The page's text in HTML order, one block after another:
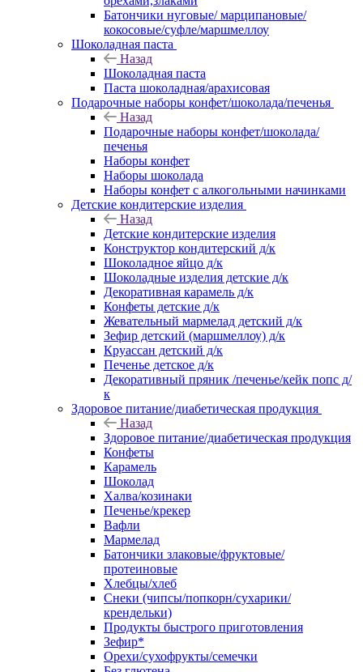
Батончики нуговые/ марципановые/
кокосовые/суфле/маршмеллоу
Шоколадная паста
Назад
Шоколадная паста
Паста шоколадная/арахисовая
Подарочные наборы конфет/шоколада/печенья
Назад
Подарочные наборы конфет/шоколада/
печенья
Наборы конфет
Наборы шоколада
Наборы конфет с алкогольными начинками
Детские кондитерские изделия
Назад
Детские кондитерские изделия
Конструктор кондитерский д/к
Шоколадное яйцо д/к
Шоколадные изделия детские д/к
Декоративная карамель д/к
Конфеты детские д/к
Жевательный мармелад детский д/к
Зефир детский (маршмеллоу) д/к
Круассан детский д/к
Печенье детское д/к
Декоративный пряник /печенье/кейк попс д/
к
Здоровое питание/диабетическая продукция
Назад
Здоровое питание/диабетическая продукция
Конфеты
Карамель
Шоколад
Халва/козинаки
Печенье/крекер
Вафли
Мармелад
Батончики злаковые/фруктовые/
протеиновые
Хлебцы/хлеб
Снеки (чипсы/попкорн/сухарики/
крендельки)
Продукты быстрого приготовления
Зефир*
Орехи/сухофрукты/семечки